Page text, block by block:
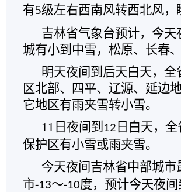
有5级左右西南风转西北风，
吉林省气象台预计， 今天
城有小到中雪，松原、长春
明天夜间到后天白天，
区北部、四平、辽源、延边
它地区有雨夹雪转小雪。
11 日夜间到 12 日白天，
保护区有小雪或雨夹雪。
今天夜间吉林省中部城市
市-13～-10度，预计今天夜